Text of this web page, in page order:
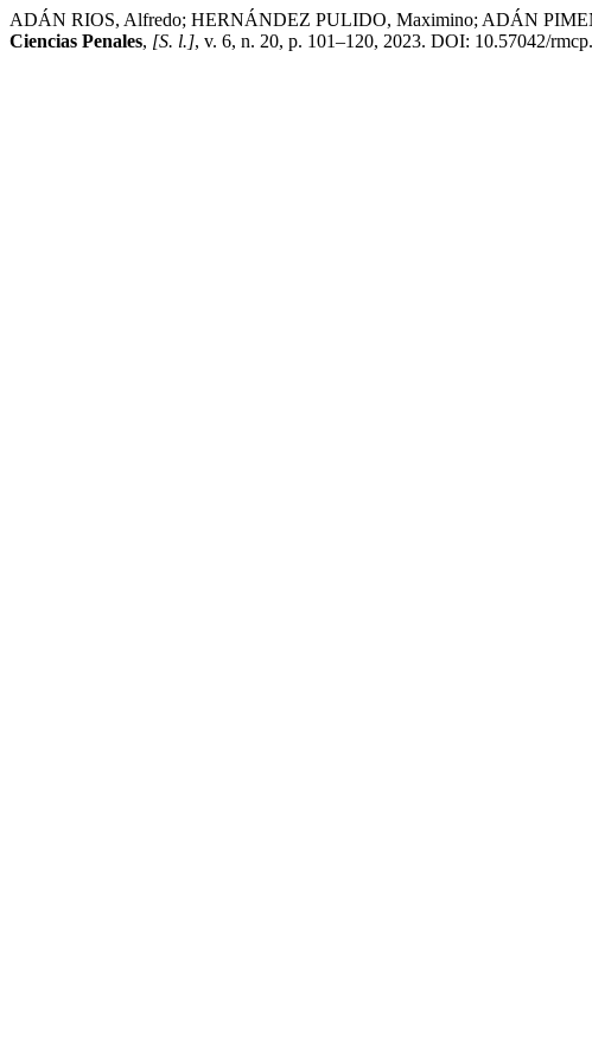
ADÁN RIOS, Alfredo; HERNÁNDEZ PULIDO, Maximino; ADÁN
Ciencias Penales, [S. l.], v. 6, n. 20, p. 101–120, 2023. DOI: 10.57042/